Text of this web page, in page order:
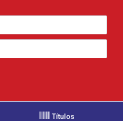
Títulos